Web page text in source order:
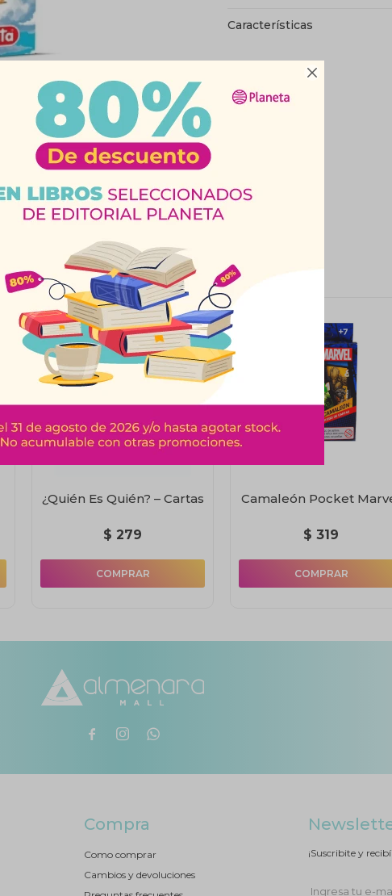

Características
que te pueden interesar
¿Quién Es Quién? – Cartas
$ 279
Camaleón Pocket
$ 319
  
Compra
Como comprar
Cambios y devoluciones
¡Suscribite y